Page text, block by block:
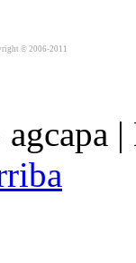
© 2006-2011